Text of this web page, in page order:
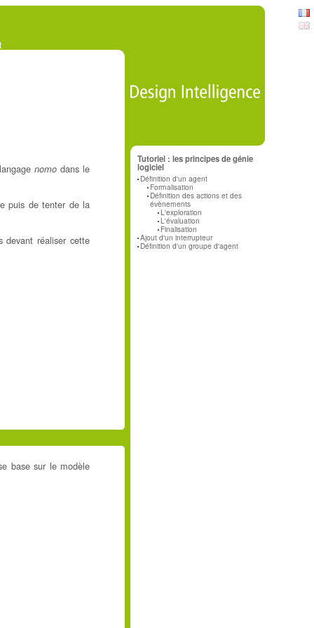
Tutoriel : les principes de génie
logiciel
Définition d'un agent
Formalisation
Définition des actions et des
évènements
L'exploration
L'évaluation
Finalisation
Ajout d'un interrupteur
Définition d'un groupe d'agent
nomo dans le
puis de tenter de la
devant réaliser cette
base sur le modèle